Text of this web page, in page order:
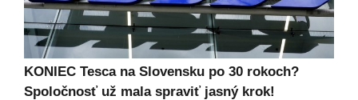
KONIEC Tesca na Slovensku po 30 rokoch?
Spoločnosť už mala spraviť jasný krok!